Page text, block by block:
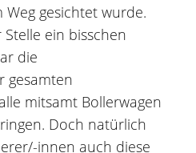
gesichtet wurde.
ein bisschen
die
gesamten
mitsamt Bollerwagen
Doch natürlich
innen auch diese